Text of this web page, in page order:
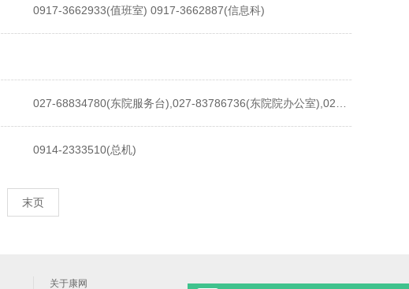
0917-3662933(值班室) 0917-3662887(信息科)
0914-2333510(总机)
末页
关于康网